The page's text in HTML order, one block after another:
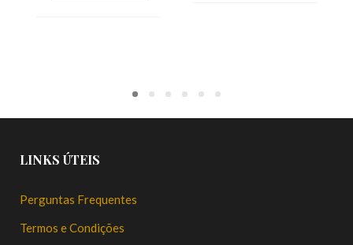
LINKS ÚTEIS
Perguntas Frequentes
Termos e Condições